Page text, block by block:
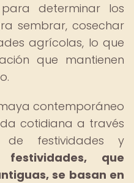
determinar los
sembrar, cosechar
agrícolas, lo que
que mantienen
contemporáneo
cotidiana a través
festividades y
festividades, que
se basan en